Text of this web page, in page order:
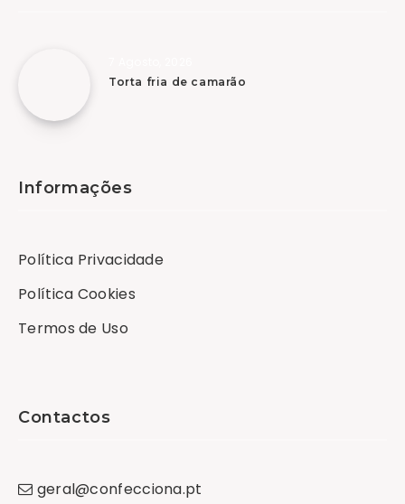
Torta fria de camarão
Informações
Política Privacidade
Política Cookies
Termos de Uso
Contactos
geral@confecciona.pt